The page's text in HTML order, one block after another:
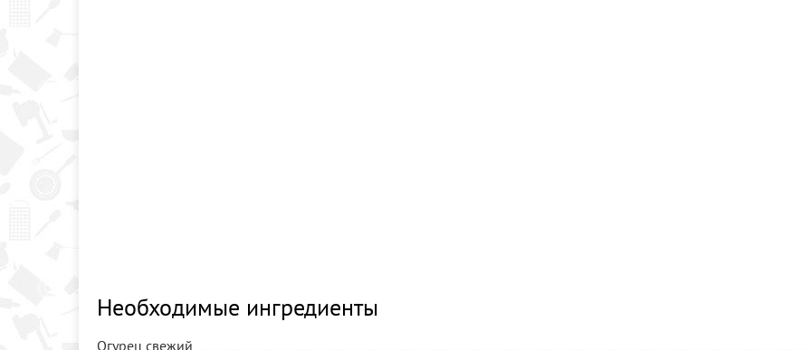
Необходимые ингредиенты
Огурец свежий